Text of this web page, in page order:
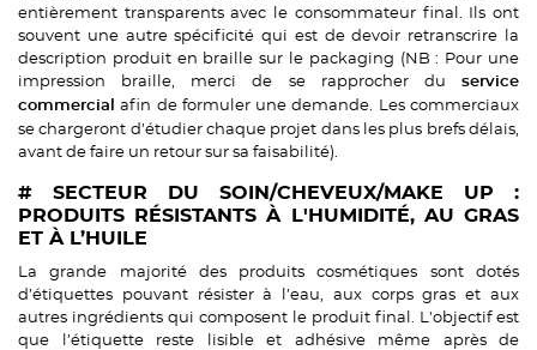
entièrement transparents avec le consommateur final. Ils ont
souvent une autre spécificité qui est de devoir retranscrire la
description produit en braille sur le packaging (NB : Pour une
impression braille, merci de se rapprocher du
service
commercial
afin de formuler une demande. Les commerciaux
se chargeront d’étudier chaque projet dans les plus brefs délais,
avant de faire un retour sur sa faisabilité).
# SECTEUR DU SOIN/CHEVEUX/MAKE UP :
PRODUITS RÉSISTANTS À L'HUMIDITÉ, AU GRAS
ET À L’HUILE
La grande majorité des produits cosmétiques sont dotés
d’étiquettes pouvant résister à l’eau, aux corps gras et aux
autres ingrédients qui composent le produit final. L'objectif est
que l’étiquette reste lisible et adhésive même après de